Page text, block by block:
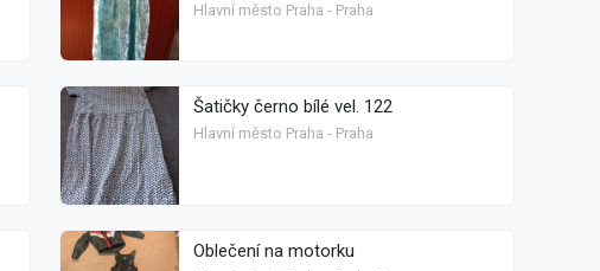
Hlavní město Praha - Praha
Šatičky černo bílé vel. 122
Hlavní město Praha - Praha
Oblečení na motorku